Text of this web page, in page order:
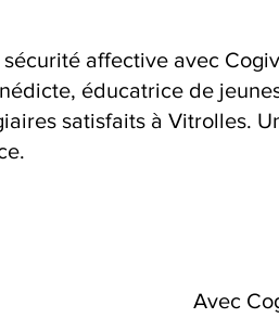
affective avec
éducatrice de
satisfaits à Vitrolles.
Avec